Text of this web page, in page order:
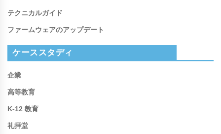
テクニカルガイド
ファームウェアのアップデート
ケーススタディ
企業
高等教育
K-12 教育
礼拝堂